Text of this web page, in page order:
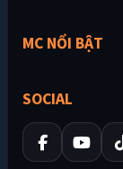
MC NỔI BẬT
SOCIAL